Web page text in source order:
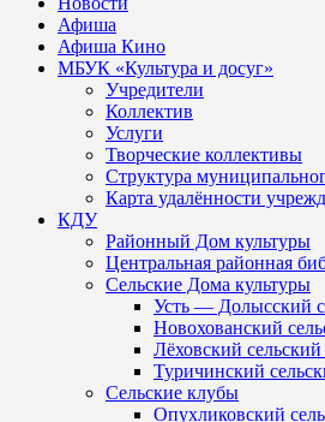
Афиша
Афиша Кино
МБУК «Культура и досуг»
Учредители
Коллектив
Услуги
Творческие коллективы
Структура
Карта удалённости
КДУ
Районный Дом культуры
Центральная районная
Сельские Дома культуры
Усть — Долысский
Новохованский
Лёховский
Туричинский
Сельские клубы
Опухликовский